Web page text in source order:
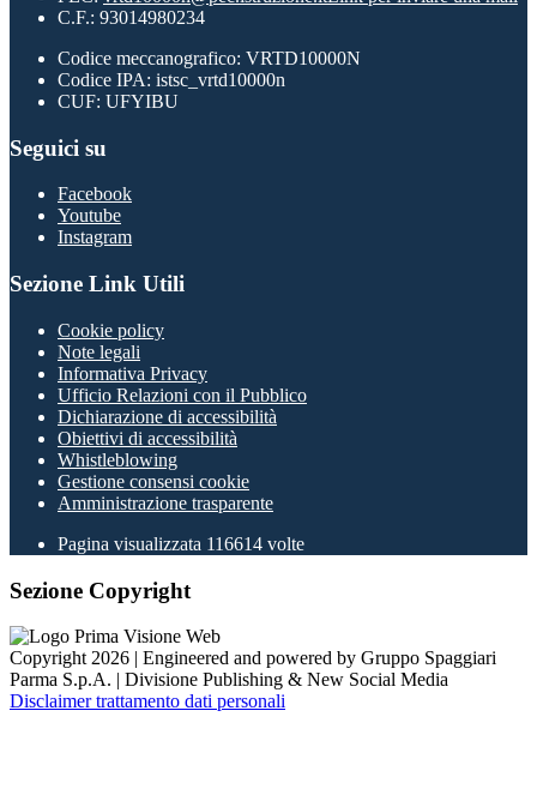
C.F.: 93014980234
Codice meccanografico: VRTD10000N
Codice IPA: istsc_vrtd10000n
CUF: UFYIBU
Seguici su
Facebook
Youtube
Instagram
Sezione Link Utili
Cookie policy
Note legali
Informativa Privacy
Ufficio Relazioni con il Pubblico
Dichiarazione di accessibilità
Obiettivi di accessibilità
Whistleblowing
Gestione consensi cookie
Amministrazione trasparente
Pagina visualizzata 116614 volte
Sezione Copyright
Copyright 2026 | Engineered and powered by Gruppo Spaggiari
Parma S.p.A. | Divisione Publishing & New Social Media
Disclaimer trattamento dati personali